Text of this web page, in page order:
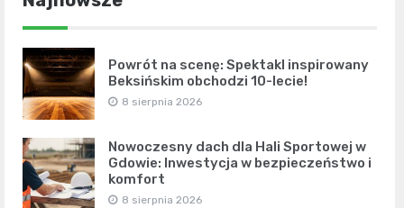
Powrót na scenę: Spektakl inspirowany
Beksińskim obchodzi 10-lecie!
8 sierpnia 2026
Nowoczesny dach dla Hali Sportowej w
Gdowie: Inwestycja w bezpieczeństwo i
komfort
8 sierpnia 2026